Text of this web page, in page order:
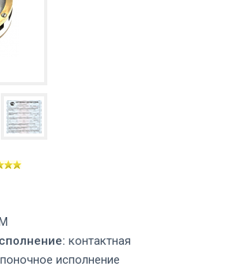
контактная
исполнение